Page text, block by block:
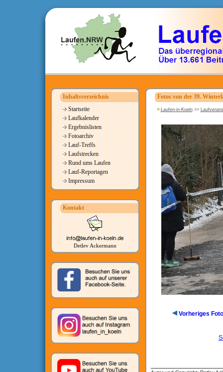
Inhaltsverzeichnis
Startseite
Laufkalender
Ergebnislisten
Fotoarchiv
Lauf-Treffs
Laufstrecken
Rund ums Laufen
Lauf-Reportagen
Impressum
Kontakt
Detlev Ackermann
Fotos von der 39.
Laufen-in-Koeln>>
Vorheriges Foto